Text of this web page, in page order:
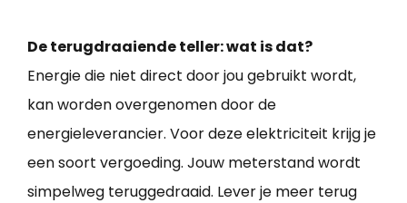
De terugdraaiende teller: wat is dat?
Energie die niet direct door jou gebruikt wordt,
kan worden overgenomen door de
energieleverancier. Voor deze elektriciteit krijg je
een soort vergoeding. Jouw meterstand wordt
simpelweg teruggedraaid. Lever je meer terug